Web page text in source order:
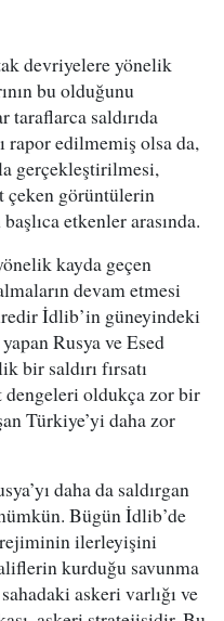
devriyelere yönelik
bu olduğunu
taraflarca saldırıda
rapor edilmemiş olsa da,
gerçekleştirilmesi,
çeken görüntülerin
etkenler arasında.
kayda geçen
devam etmesi
İdlib’in güneyindeki
Rusya ve Esed
bir saldırı fırsatı
dengeleri oldukça zor bir
Türkiye’yi daha zor
daha da saldırgan
Bügün İdlib’de
rejiminin ilerleyişini
kurduğu savunma
askeri varlığı ve